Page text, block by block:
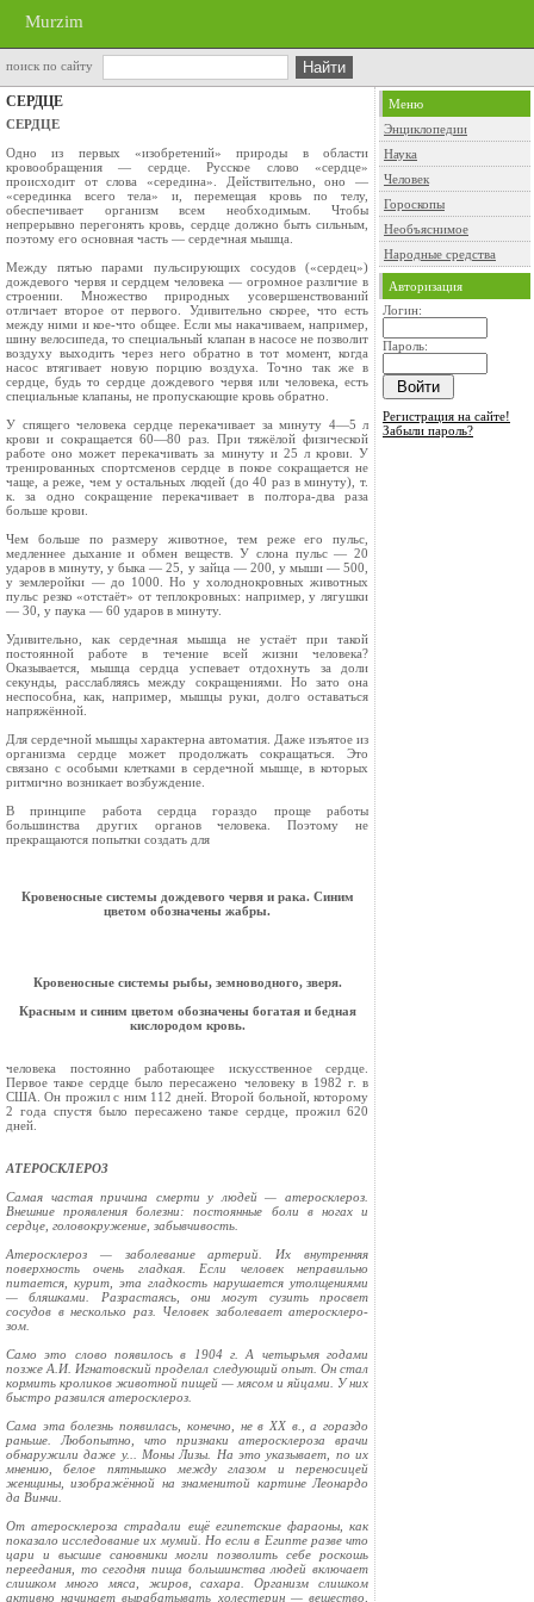
Murzim
поиск по сайту
СЕРДЦЕ
СЕРДЦЕ
Одно из первых «изобретений» природы в об­ласти
кровообращения — сердце. Русское слово «сердце»
происходит от слова «середина». Действительно, оно —
«серединка всего тела» и, перемещая кровь по телу,
обеспечивает организм всем необходимым. Чтобы
непрерывно перего­нять кровь, сердце должно быть сильным,
поэто­му его основная часть — сердечная мышца.
Между пятью парами пульсирующих сосудов («сердец»)
дождевого червя и сердцем челове­ка — огромное различие в
строении. Множество природных усовершенствований
отличает второе от первого. Удивительно скорее, что есть
между ними и кое-что общее. Если мы накачиваем, например,
шину велосипеда, то специальный клапан в насосе не позволит
воздуху выходить через него обратно в тот момент, когда
насос втягивает новую порцию воздуха. Точно так же в
сердце, будь то сердце дождевого червя или человека, есть
специальные клапаны, не пропу­скающие кровь обратно.
У спящего человека сердце перекачивает за минуту 4—5 л
крови и сокращается 60—80 раз. При тяжёлой физической
работе оно может пере­качивать за минуту и 25 л крови. У
тренирован­ных спортсменов сердце в покое сокращается не
чаще, а реже, чем у остальных людей (до 40 раз в минуту), т.
к. за одно сокращение перекачивает в полтора-два раза
больше крови.
Чем больше по размеру животное, тем реже его пульс,
медленнее дыхание и обмен веществ. У слона пульс — 20
ударов в минуту, у быка — 25, у зайца — 200, у мыши — 500,
у землерой­ки — до 1000. Но у холоднокровных животных
пульс резко «отстаёт» от теплокровных: напри­мер, у лягушки
— 30, у паука — 60 ударов в минуту.
Удивительно, как сердечная мышца не устаёт при такой
постоянной работе в течение всей жизни человека?
Оказывается, мышца сердца успевает отдохнуть за доли
секунды, расслабля­ясь между сокращениями. Но зато она
неспособ­на, как, например, мышцы руки, долго оста­ваться
напряжённой.
Для сердечной мышцы характерна автоматия. Даже изъятое из
организма сердце может продолжать сокращаться. Это
связано с особыми клетками в сердечной мышце, в которых
рит­мично возникает возбуждение.
В принципе работа сердца гораздо проще ра­боты
большинства других органов человека. По­этому не
прекращаются попытки создать для
Кровеносные системы дождевого червя и рака. Синим
цветом обозначены жабры.
Кровеносные системы рыбы, земноводного, зверя.
Красным и синим цветом обозначены богатая и бедная
кислородом кровь.
человека постоянно работающее искусственное сердце.
Первое такое сердце было пересажено человеку в 1982 г. в
США. Он прожил с ним 112 дней. Второй больной, которому
2 года спустя было пересажено такое сердце, прожил 620
дней.
АТЕРОСКЛЕРОЗ
Самая частая причина смерти у людей — ате­росклероз.
Внешние проявления болезни: пос­тоянные боли в ногах и
сердце, головокружение, забывчивость.
Атеросклероз — заболевание артерий. Их внутренняя
поверхность очень гладкая. Если че­ловек неправильно
питается, курит, эта глад­кость нарушается утолщениями
— бляшками. Разрастаясь, они могут сузить просвет
сосудов в несколько раз. Человек заболевает атеросклеро­
зом.
Само это слово появилось в 1904 г. А че­тырьмя годами
позже А.И. Игнатовский проде­лал следующий опыт. Он стал
кормить кроликов животной пищей — мясом и яйцами. У них
быстро развился атеросклероз.
Сама эта болезнь появилась, конечно, не в XX в., а гораздо
раньше. Любопытно, что признаки атеросклероза врачи
обнаружили даже у... Моны Лизы. На это указывает, по их
мнению, белое пятнышко между глазом и пере­носицей
женщины, изображённой на знаменитой картине Леонардо
да Винчи.
От атеросклероза страдали ещё египетские фараоны, как
показало исследование их мумий. Но если в Египте разве что
цари и высшие са­новники могли позволить себе роскошь
пере­едания, то сегодня пища большинства людей включает
слишком много мяса, жиров, сахара. Организм слишком
активно начинает вырабаты­вать холестерин — вещество,
Меню
Энциклопедии
Наука
Человек
Гороскопы
Необъяснимое
Народные средства
Авторизация
Логин:
Пароль:
Регистрация на сайте!
Забыли пароль?